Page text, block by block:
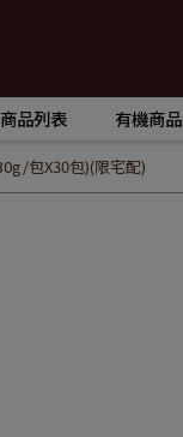
品列表 有機商品
包X30包)(限宅配)